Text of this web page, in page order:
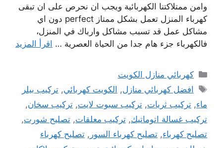
وامن ممتلاكتنا الكهربائية ويجب ان نحرص على ان تبقى
كهرباء المنزل تعمل بشكل ممتاز perfect دون اي
مشاكل عمل قد تسبب مشاكل وارباك في المنزل،
فالكهرباء جزء هام جدا من الحياة العصرية … اقرأ المزيد
التصنيفات
كهربائي منازل الكويت
الوسوم
افضل كهربائي منازل, الكويت كهربائي,تركيب بيلر
ماء, تركيب ثريات, تركيب سبوت لايت, تركيب سخان,
تركيب غسالة اتوماتيك, تركيب معلقات, تصليح شورت,
تصليح كهرباء, تصليح كهرباء السور , تصليح كهرباء